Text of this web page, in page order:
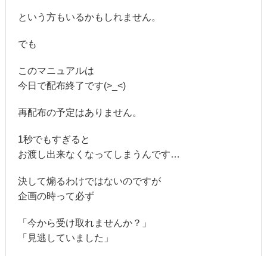
という方もいるかもしれません。
でも
このマニュアルは
今日で配布終了です(>_<)
再配布の予定はありません。
1秒でもすぎると
お渡し出来なくなってしまうんです…
決して煽るわけではないのですが
企画の時って必ず
「今から受け取れませんか？」
「見逃していました」